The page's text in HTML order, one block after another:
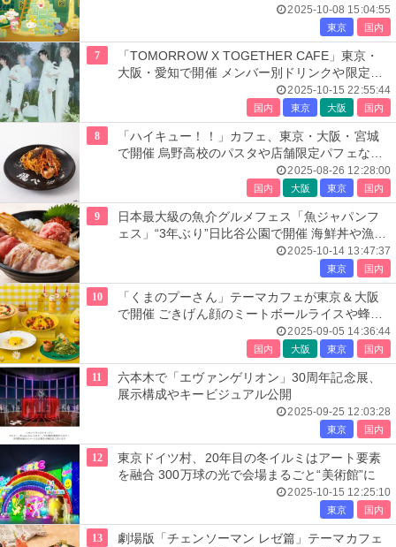
2025-10-08 15:04:55
東京 国内
7
「TOMORROW X TOGETHER CAFE」東京・
大阪・愛知で開催 メンバー別ドリンクや限定ビ
2025-10-15 22:55:44
国内 東京 大阪 国内
8
「ハイキュー！！」カフェ、東京・大阪・宮城
で開催 烏野高校のパスタや店舗限定パフェなど
2025-08-26 12:28:00
国内 大阪 東京 国内
9
日本最大級の魚介グルメフェス「魚ジャパンフ
ェス」“3年ぶり”日比谷公園で開催 海鮮丼や漁師
2025-10-14 13:47:37
東京 国内
10
「くまのプーさん」テーマカフェが東京＆大阪
で開催 ごきげん顔のミートボールライスや蜂蜜
2025-09-05 14:36:44
国内 大阪 東京 国内
11
六本木で「エヴァンゲリオン」30周年記念展、
展示構成やキービジュアル公開
2025-09-25 12:03:28
東京 国内
12
東京ドイツ村、20年目の冬イルミはアート要素
を融合 300万球の光で会場まるごと“美術館”に
2025-10-15 12:25:10
東京 国内
13
劇場版「チェンソーマン レゼ篇」テーマカフェ